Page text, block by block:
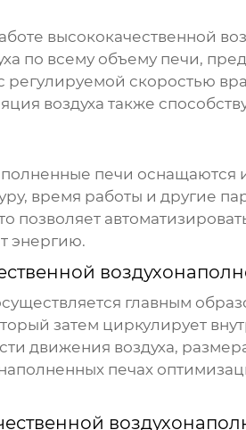
высококачественной
по всему объему печи,
скоростью
воздуха также
печи оснащаются
время работы и другие
позволяет
энергию.
главным
затем циркулирует
движения воздуха,
печах